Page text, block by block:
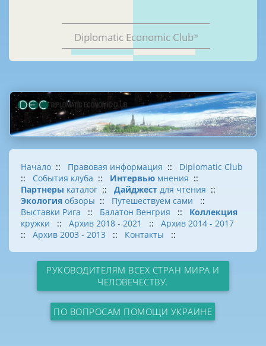
Diplomatic Economic Club®
Начало :: Правовая информация :: Diplomatic Club
:: События клуба :: Интервью мнения ::
Партнеры каталог :: Дайджест для чтения ::
Экология обзоры :: Путешествуем сами
::
Выставки Рига
:: Балатон Венгрия :: Коллекция
кружки
:: Архив 2018 - 2021 :: Архив 2014 - 2017
:: Архив 2003 - 2013 :: Контакты ::
РУКОВОДИТЕЛЯМ ВСЕХ СТРАН МИРА И
ЧЕЛОВЕЧЕСТВУ.
ПО ВОПРОСАМ ПОМОЩИ УКРАИНЕ